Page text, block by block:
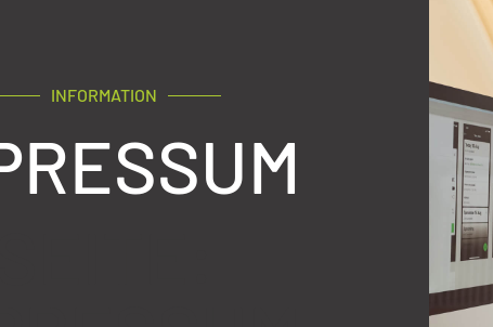
INFORMATION